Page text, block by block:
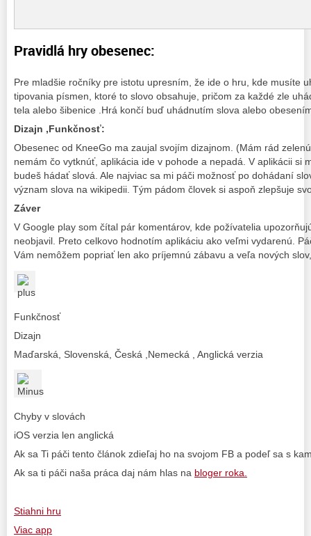
Pravidlá hry obesenec:
Pre mladšie ročníky pre istotu upresním, že ide o hru, kde musíte
tipovania písmen, ktoré to slovo obsahuje, pričom za každé zle
tela alebo šibenice .Hrá končí buď uhádnutím slova alebo
Dizajn ,Funkčnosť:
Obesenec od KneeGo ma zaujal svojím dizajnom. (Mám rád
nemám čo vytknúť, aplikácia ide v pohode a nepadá. V aplikácii si
budeš hádať slová. Ale najviac sa mi páči možnosť po dohádaní
význam slova na wikipedii. Tým pádom človek si aspoň zlepšuje
Záver
V Google play som čítal pár komentárov, kde požívatelia
neobjavil. Preto celkovo hodnotím aplikáciu ako veľmi vydarenú.
Vám nemôžem popriať len ako príjemnú zábavu a veľa nových
Funkčnosť
Dizajn
Maďarská, Slovenská, Česká ,Nemecká , Anglická verzia
Chyby v slovách
iOS verzia len anglická
Ak sa Ti páči tento článok zdieľaj ho na svojom FB a podeľ sa s
Ak sa ti páči naša práca daj nám hlas na bloger roka.
Stiahni hru
Viac app